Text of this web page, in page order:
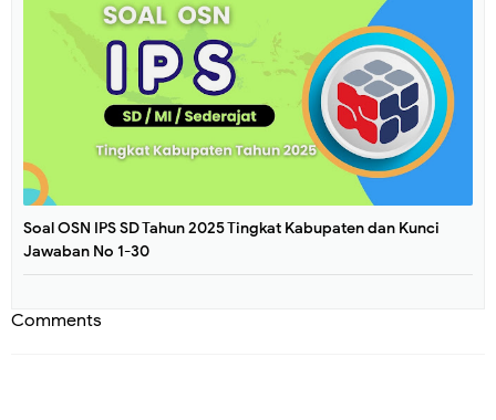
Soal OSN IPS SD Tahun 2025 Tingkat Kabupaten dan Kunci
Jawaban No 1-30
Comments